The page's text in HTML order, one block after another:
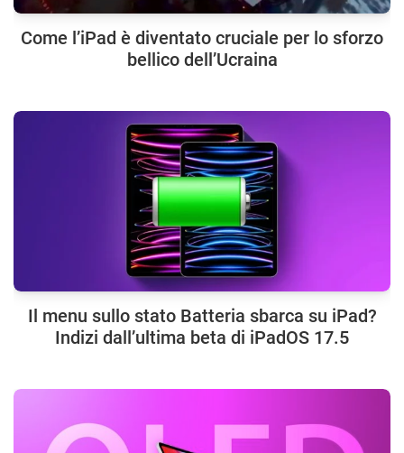
Come l’iPad è diventato cruciale per lo sforzo
bellico dell’Ucraina
Il menu sullo stato Batteria sbarca su iPad?
Indizi dall’ultima beta di iPadOS 17.5